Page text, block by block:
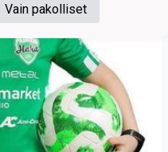
Vain pakolliset